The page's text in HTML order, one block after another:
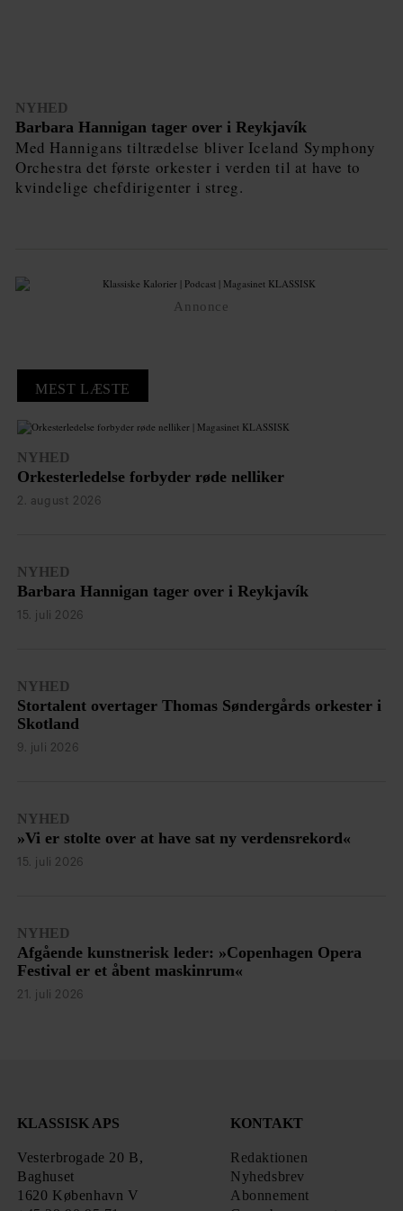
NYHED
Barbara Hannigan tager over i Reykjavík
Med Hannigans tiltrædelse bliver Iceland Symphony
Orchestra det første orkester i verden til at have to
kvindelige chefdirigenter i streg.
Annonce
MEST LÆSTE
NYHED
Orkesterledelse forbyder røde nelliker
2. august 2026
NYHED
Barbara Hannigan tager over i Reykjavík
15. juli 2026
NYHED
Stortalent overtager Thomas Søndergårds orkester i
Skotland
9. juli 2026
NYHED
»Vi er stolte over at have sat ny verdensrekord«
15. juli 2026
NYHED
Afgående kunstnerisk leder: »Copenhagen Opera
Festival er et åbent maskinrum«
21. juli 2026
KLASSISK APS
Vesterbrogade 20 B,
Baghuset
1620 København V
KONTAKT
Redaktionen
Nyhedsbrev
Abonnement